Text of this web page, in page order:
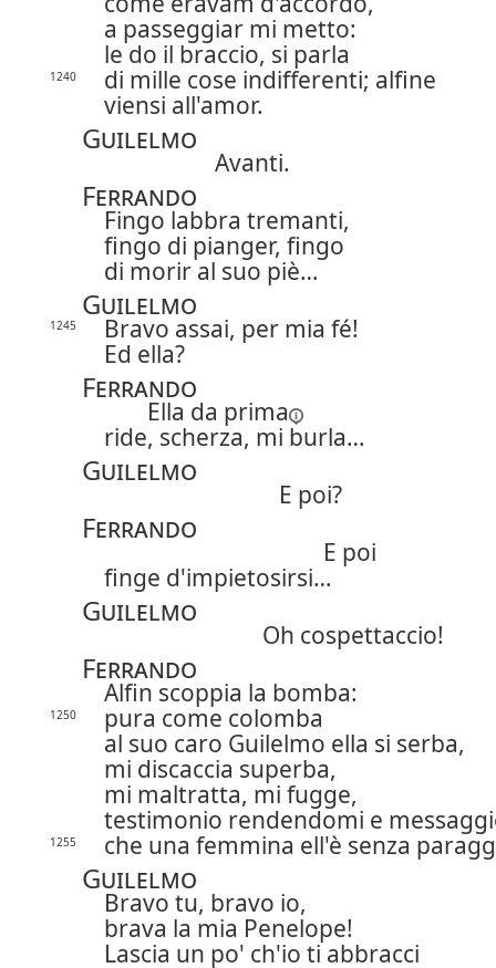
a passeggiar mi metto:
le do il braccio, si parla
1240
di mille cose indifferenti; alfine
viensi all'amor.
Guilelmo
Avanti.
Ferrando
Fingo labbra tremanti,
fingo di pianger, fingo
di morir al suo piè…
Guilelmo
1245
Bravo assai, per mia fé!
Ed ella?
Ferrando
Ella da prima
ride, scherza, mi burla…
Guilelmo
E poi?
Ferrando
E poi
finge d'impietosirsi…
Guilelmo
Oh cospettaccio!
Ferrando
Alfin scoppia la bomba:
1250
pura come colomba
al suo caro Guilelmo ella si serba,
mi discaccia superba,
mi maltratta, mi fugge,
testimonio rendendomi e
1255 che una femmina ell'è senza
Guilelmo
Bravo tu, bravo io,
brava la mia Penelope!
Lascia un po' ch'io ti abbracci